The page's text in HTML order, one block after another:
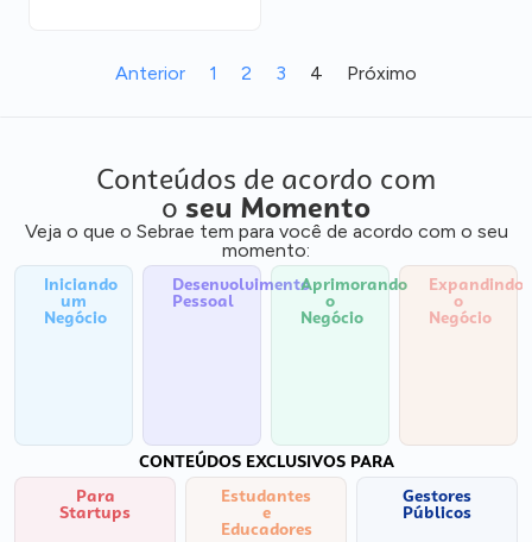
Anterior 1 2 3 4 Próximo
Conteúdos de acordo com
o seu Momento
Veja o que o Sebrae tem para você de acordo com o seu
momento:
Iniciando
um
Negócio
Desenvolvimento
Pessoal
Aprimorando
o
Negócio
Expandindo
o
Negócio
CONTEÚDOS EXCLUSIVOS PARA
Para
Startups
Estudantes
e
Educadores
Gestores
Públicos